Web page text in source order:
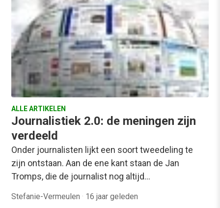
ALLE ARTIKELEN
Journalistiek 2.0: de meningen zijn
verdeeld
Onder journalisten lijkt een soort tweedeling te
zijn ontstaan. Aan de ene kant staan de Jan
Tromps, die de journalist nog altijd…
Stefanie-Vermeulen · 16 jaar geleden